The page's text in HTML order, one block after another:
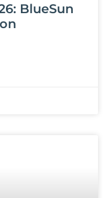
BlueSun